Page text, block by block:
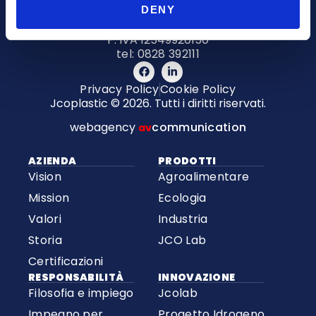
DENY
84091 Battipaglia (SA)
P. IVA 12549920150
tel: 0828 392111
Privacy PolicyCookie Policy
Jcoplastic © 2026. Tutti i diritti riservati.
webagency avcommunication
AZIENDA
Vision
Mission
Valori
Storia
Certificazioni
PRODOTTI
Agroalimentare
Ecologia
Industria
JCO Lab
RESPONSABILITÀ
Filosofia e impiego
INNOVAZIONE
Jcolab